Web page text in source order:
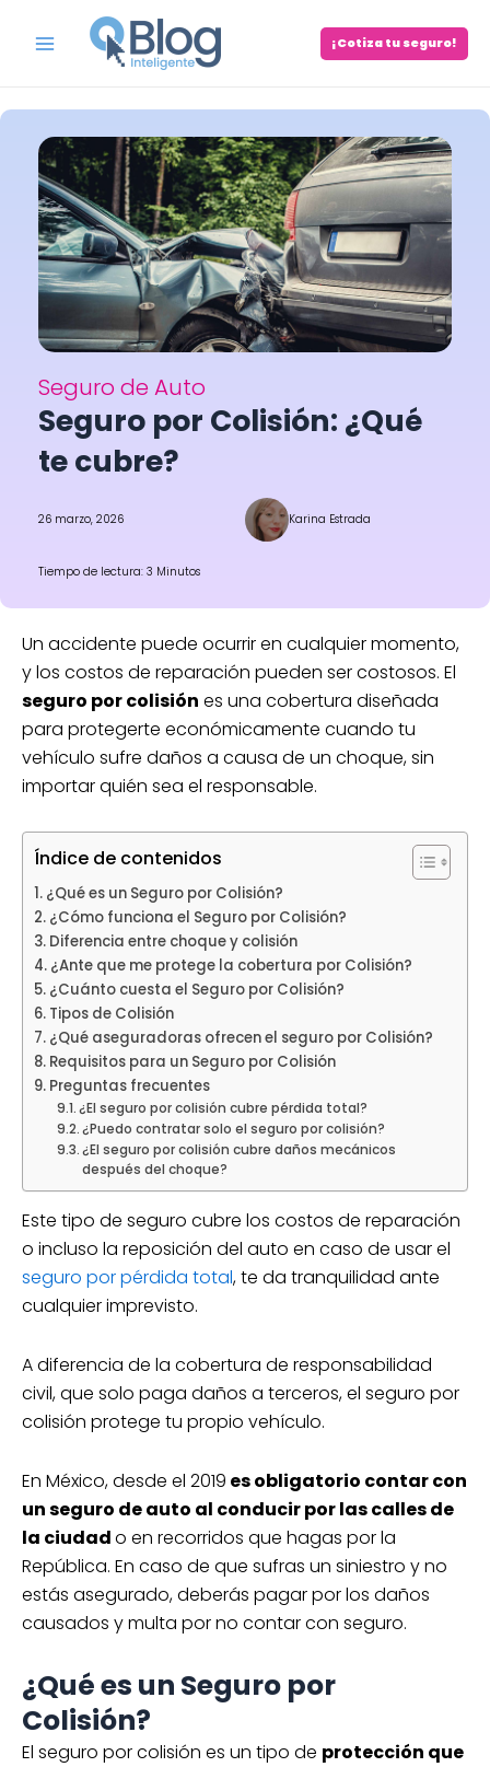
Menu
¡Cotiza tu seguro!
Seguro de Auto
Seguro por Colisión: ¿Qué
te cubre?
26 marzo, 2026 Karina Estrada
Tiempo de lectura: 3 Minutos
Un accidente puede ocurrir en cualquier momento,
y los costos de reparación pueden ser costosos. El
seguro por colisión es una cobertura diseñada
para protegerte económicamente cuando tu
vehículo sufre daños a causa de un choque, sin
importar quién sea el responsable.
Índice de contenidos
¿Qué es un Seguro por Colisión?
¿Cómo funciona el Seguro por Colisión?
Diferencia entre choque y colisión
¿Ante que me protege la cobertura por Colisión?
¿Cuánto cuesta el Seguro por Colisión?
Tipos de Colisión
¿Qué aseguradoras ofrecen el seguro por Colisión?
Requisitos para un Seguro por Colisión
Preguntas frecuentes
¿El seguro por colisión cubre pérdida total?
¿Puedo contratar solo el seguro por colisión?
¿El seguro por colisión cubre daños mecánicos
después del choque?
Este tipo de seguro cubre los costos de reparación
o incluso la reposición del auto en caso de usar el
seguro por pérdida total, te da tranquilidad ante
cualquier imprevisto.
A diferencia de la cobertura de responsabilidad
civil, que solo paga daños a terceros, el seguro por
colisión protege tu propio vehículo.
En México, desde el 2019 es obligatorio contar con
un seguro de auto al conducir por las calles de
la ciudado en recorridos que hagas por la
República. En caso de que sufras un siniestro y no
estás asegurado, deberás pagar por los daños
causados y multa por no contar con seguro.
¿Qué es un Seguro por
Colisión?
El seguro por colisión es un tipo de protección que